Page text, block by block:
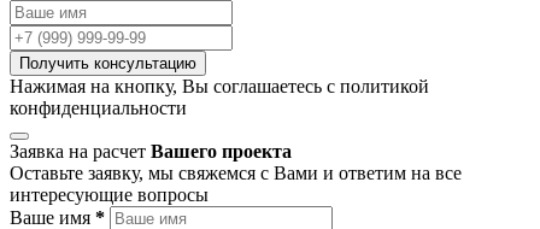
Получить консультацию
Нажимая на кнопку, Вы соглашаетесь с политикой
конфиденциальности
Заявка на расчет Вашего проекта
Оставьте заявку, мы свяжемся с Вами и ответим на все
интересующие вопросы
Ваше имя *